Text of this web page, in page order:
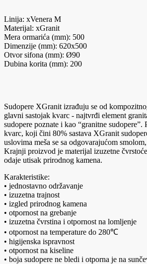
Linija: xVenera M
Materijal: xGranit
Mera ormarića (mm): 500
Dimenzije (mm): 620x500
Otvor sifona (mm): Ø90
Dubina korita (mm): 200
Sudopere XGranit izrađuju se od
glavni sastojak kvarc - najtvrđi element
sudopere poznate i kao “granitne sudopere”.
kvarc, koji čini 80% sastava XGranit
uslovima meša se sa odgovarajućom
Krajnji proizvod je materijal izuzetne
odaje utisak prirodnog kamena.
Karakteristike:
• jednostavno održavanje
• izuzetna trajnost
• izgled prirodnog kamena
• otpornost na grebanje
• izuzetna čvrstina i otpornost na lomljenje
• otpornost na temperature do 280℃
• higijenska ispravnost
• otpornost na kiseline
• boja sudopere ne bledi i otporna je na